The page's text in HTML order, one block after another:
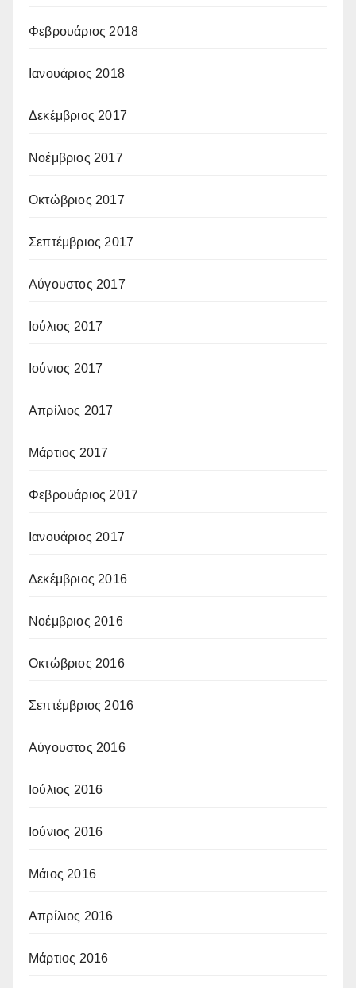
Φεβρουάριος 2018
Ιανουάριος 2018
Δεκέμβριος 2017
Νοέμβριος 2017
Οκτώβριος 2017
Σεπτέμβριος 2017
Αύγουστος 2017
Ιούλιος 2017
Ιούνιος 2017
Απρίλιος 2017
Μάρτιος 2017
Φεβρουάριος 2017
Ιανουάριος 2017
Δεκέμβριος 2016
Νοέμβριος 2016
Οκτώβριος 2016
Σεπτέμβριος 2016
Αύγουστος 2016
Ιούλιος 2016
Ιούνιος 2016
Μάιος 2016
Απρίλιος 2016
Μάρτιος 2016